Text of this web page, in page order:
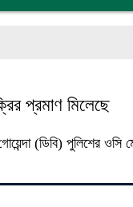
প্রমাণ মিলেছে
(ডিবি) পুলিশের